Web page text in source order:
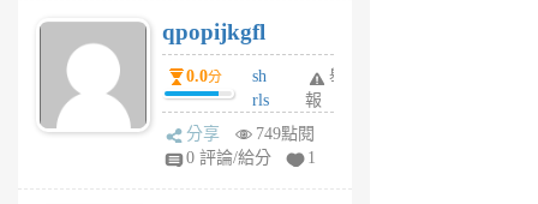
6
個
月
前
qpopijkgfl
0.0分
sh
rls
k
m
舉
報
分享
749點閱
0 評論/給分
1